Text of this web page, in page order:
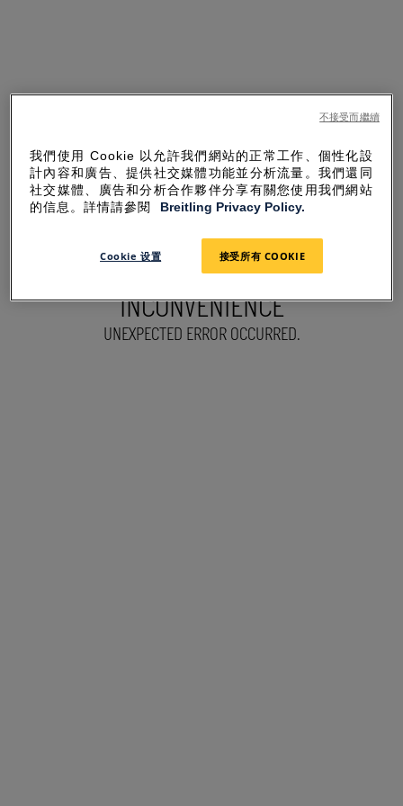
SORRY FOR THE
INCONVENIENCE
UNEXPECTED ERROR OCCURRED.
我們使用 Cookie 以允許我們網站的正常工作、個性化設
計內容和廣告、提供社交媒體功能並分析流量。我們還同
社交媒體、廣告和分析合作夥伴分享有關您使用我們網站
的信息。詳情請參閱
Breitling Privacy Policy.
Cookie 设置 接受所有 COOKIE
不接受而繼續